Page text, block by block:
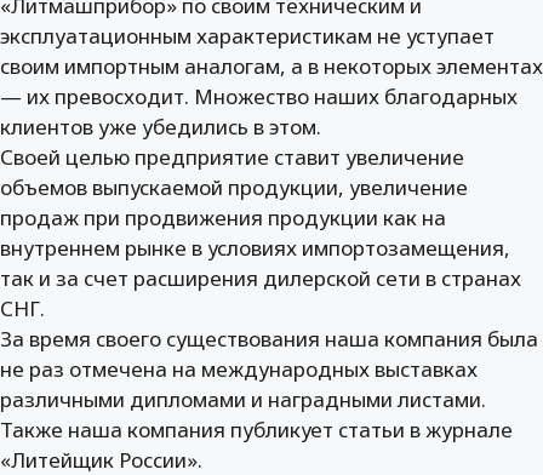
эксплуатационным характеристикам не уступает
своим импортным аналогам, а в некоторых элементах
— их превосходит. Множество наших благодарных
клиентов уже убедились в этом.
Своей целью предприятие ставит увеличение
объемов выпускаемой продукции, увеличение
продаж при продвижения продукции как на
внутреннем рынке в условиях импортозамещения,
так и за счет расширения дилерской сети в странах
СНГ.
За время своего существования наша компания была
не раз отмечена на международных выставках
различными дипломами и наградными листами.
Также наша компания публикует статьи в журнале
«Литейщик России».